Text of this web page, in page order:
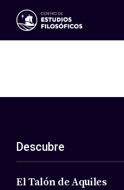
Eventos
ES
EN
Acerca de nosotros
Miembros
Descubre
El Talón de Aquiles